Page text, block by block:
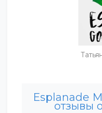
Esplanade
отзывы